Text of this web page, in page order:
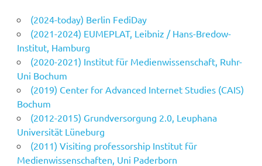
(2024-today) Berlin FediDay
(2021-2024) EUMEPLAT, Leibniz / Hans-Bredow-
Institut, Hamburg
(2020-2021) Institut für Medienwissenschaft, Ruhr-
Uni Bochum
(2019) Center for Advanced Internet Studies (CAIS)
Bochum
(2012-2015) Grundversorgung 2.0, Leuphana
Universität Lüneburg
(2011) Visiting professorship Institut für
Medienwissenschaften, Uni Paderborn